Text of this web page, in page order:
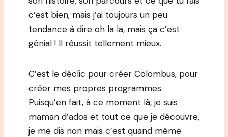
c’est bien, mais j’ai toujours un peu
tendance à dire oh la la, mais ça c’est
génial ! Il réussit tellement mieux.
C’est le déclic pour créer Colombus, pour
créer mes propres programmes.
Puisqu’en fait, à ce moment là, je suis
maman d’ados et tout ce que je découvre,
je me dis non mais c’est quand même